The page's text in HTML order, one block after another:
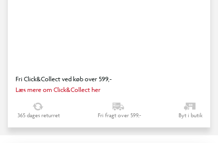
Fri Click&Collect ved køb over 599,-
Læs mere om Click&Collect her
365 dages returret Fri fragt over 599,- Byt i butik